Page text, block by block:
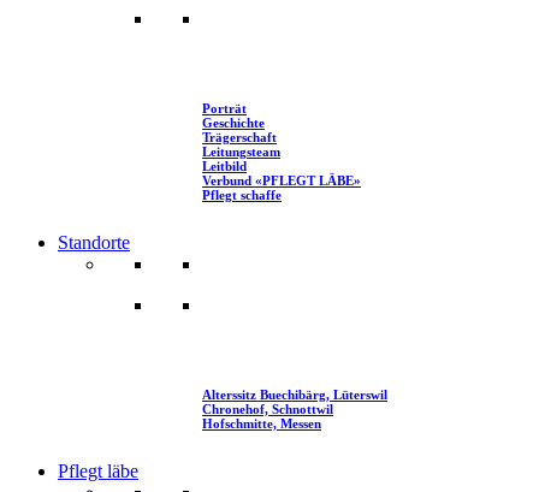
Porträt
Geschichte
Trägerschaft
Leitungsteam
Leitbild
Verbund «PFLEGT LÄBE»
Pflegt schaffe
Standorte
Alterssitz Buechibärg, Lüterswil
Chronehof, Schnottwil
Hofschmitte, Messen
Pflegt läbe